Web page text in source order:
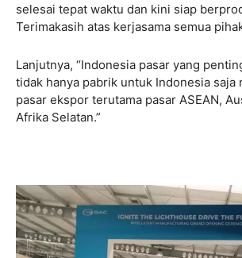
selesai tepat waktu dan kini siap
Terimakasih atas kerjasama semua
Lanjutnya, “Indonesia pasar yang
tidak hanya pabrik untuk Indonesia saja
pasar ekspor terutama pasar ASEAN,
Afrika Selatan.”